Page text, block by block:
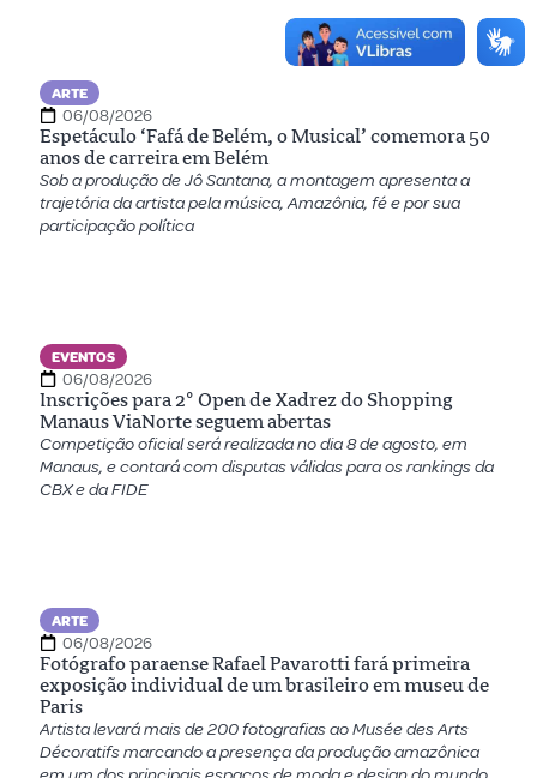
ARTE
06/08/2026
Espetáculo ‘Fafá de Belém, o Musical’ comemora 50
anos de carreira em Belém
Sob a produção de Jô Santana, a montagem apresenta a
trajetória da artista pela música, Amazônia, fé e por sua
participação política
EVENTOS
06/08/2026
Inscrições para 2º Open de Xadrez do Shopping
Manaus ViaNorte seguem abertas
Competição oficial será realizada no dia 8 de agosto, em
Manaus, e contará com disputas válidas para os rankings da
CBX e da FIDE
ARTE
06/08/2026
Fotógrafo paraense Rafael Pavarotti fará primeira
exposição individual de um brasileiro em museu de
Paris
Artista levará mais de 200 fotografias ao Musée des Arts
Décoratifs marcando a presença da produção amazônica